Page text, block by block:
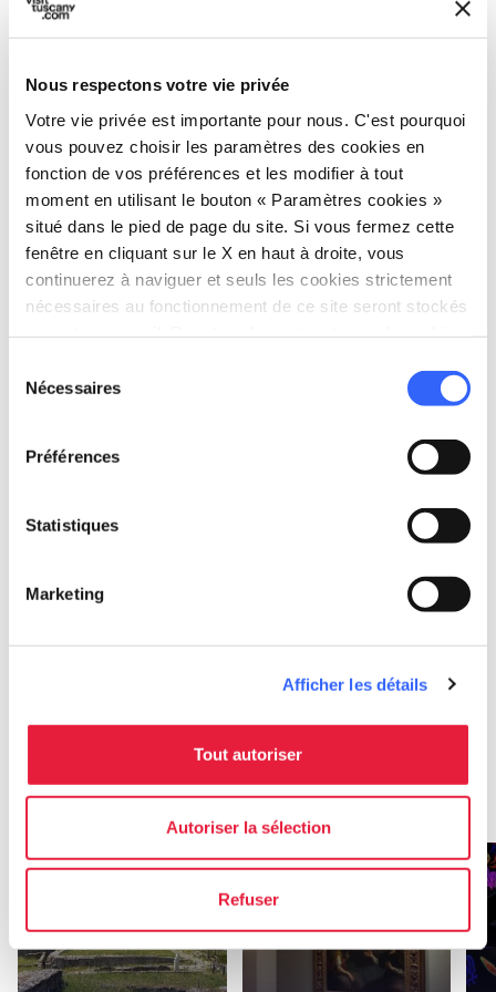
Nous respectons votre vie privée
Votre vie privée est importante pour nous. C'est pourquoi
vous pouvez choisir les paramètres des cookies en
fonction de vos préférences et les modifier à tout
moment en utilisant le bouton « Paramètres cookies »
situé dans le pied de page du site. Si vous fermez cette
fenêtre en cliquant sur le X en haut à droite, vous
continuerez à naviguer et seuls les cookies strictement
nécessaires au fonctionnement de ce site seront stockés
Nécessaires
Préférences
Statistiques
Marketing
Afficher les détails
Tout autoriser
Autoriser la sélection
Refuser
Informations
home Où
Alberese
Via del Bersagliere, 7, 58100 Grosseto GR,
Italia
hotel Où dormir ? (en anglais) chevron_right
chevron_right
local_library Guides et cartes chevron_right
à Grosseto
En savoir plus sur la localité arrow_forward
favorite_border favorite_border